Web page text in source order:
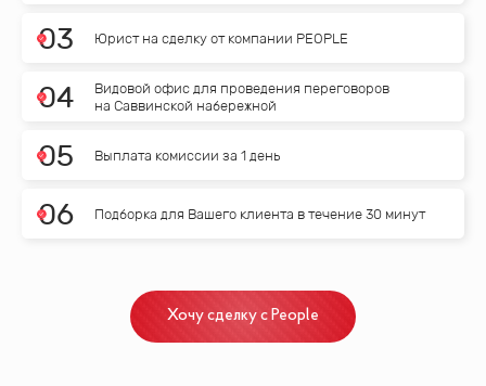
03 Юрист на сделку от компании PEOPLE
04
Видовой офис для проведения переговоров
на Саввинской набережной
05 Выплата комиссии за 1 день
06 Подборка для Вашего клиента в течение 30 минут
Хочу сделку с People